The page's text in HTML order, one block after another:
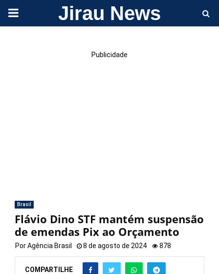
PRIMARY Jirau News
Publicidade
Brasil
Flávio Dino STF mantém suspensão
de emendas Pix ao Orçamento
PorAgência Brasil 8 de agosto de 2024 878
COMPARTILHE